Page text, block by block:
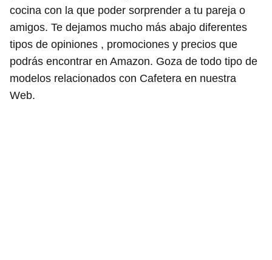
cocina con la que poder sorprender a tu pareja o
amigos. Te dejamos mucho más abajo diferentes
tipos de opiniones , promociones y precios que
podrás encontrar en Amazon. Goza de todo tipo de
modelos relacionados con Cafetera en nuestra
Web.